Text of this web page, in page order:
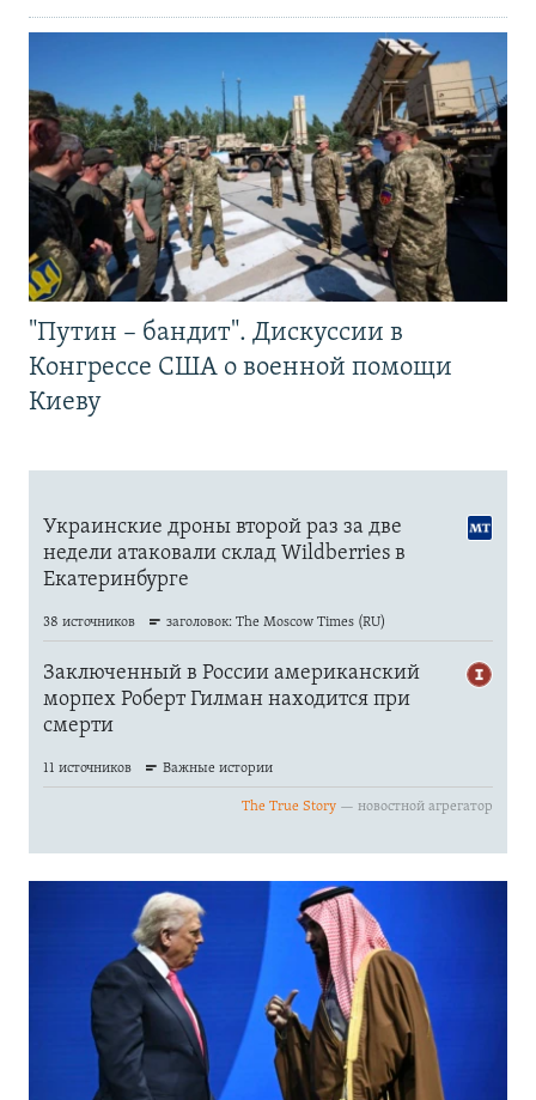
"Путин – бандит". Дискуссии в
Конгрессе США о военной помощи
Киеву